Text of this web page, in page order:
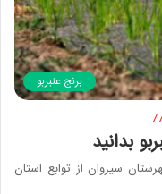
برنج عنبربو
بدانید
سیروان از توابع استان